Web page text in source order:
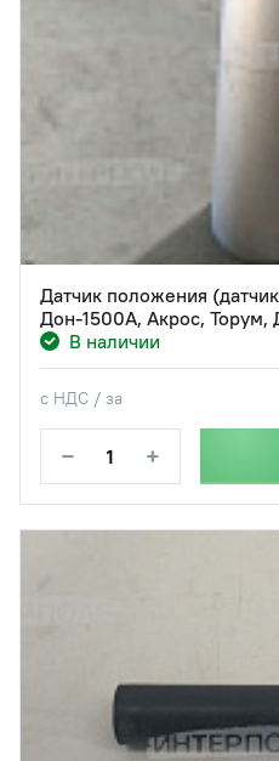
Датчик положения
Дон-1500А, Акрос,
В наличии
с НДС / за
− +